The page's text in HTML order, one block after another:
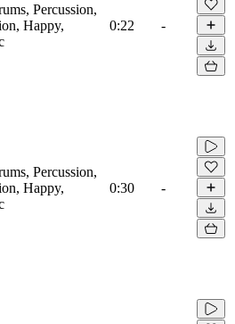
Percussion,
Happy,
0:22 -
Percussion,
Happy,
0:30 -